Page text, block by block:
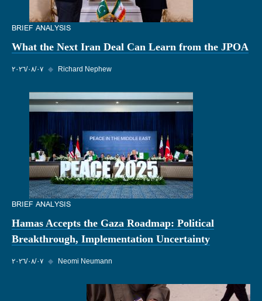
BRIEF ANALYSIS
What the Next Iran Deal Can Learn from the JPOA
٠٧‏/٠٨‏/٢٠٢٦ ◆ Richard Nephew
BRIEF ANALYSIS
Hamas Accepts the Gaza Roadmap: Political
Breakthrough, Implementation Uncertainty
٠٧‏/٠٨‏/٢٠٢٦ ◆ Neomi Neumann